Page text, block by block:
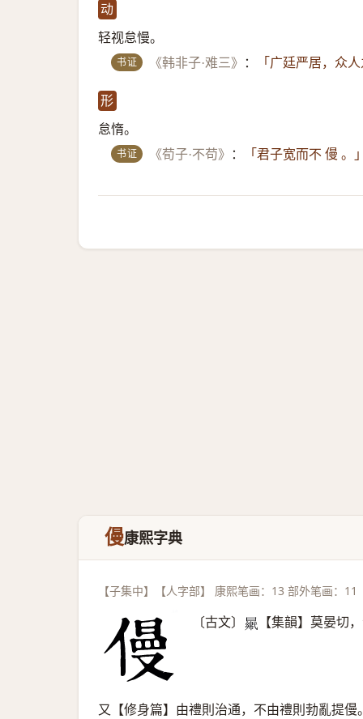
动
轻视怠慢。
书证 《韩非子·难三》 ： 「广廷严居，众
形
怠惰。
书证 《荀子·不苟》 ： 「君子宽而不 僈 。
僈康熙字典
【子集中】【人字部】 康熙笔画：13 部外笔画：11
〔古文〕 𣍑 【集韻】莫晏切
又【修身篇】由禮則治通，不由禮則勃亂提僈